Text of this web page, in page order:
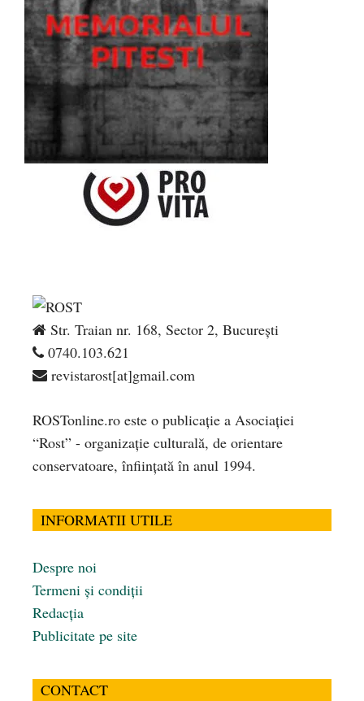
Str. Traian nr. 168, Sector 2, București
0740.103.621
revistarost[at]gmail.com
ROSTonline.ro este o publicaţie a Asociaţiei
“Rost” - organizaţie culturală, de orientare
conservatoare, înfiinţată în anul 1994.
INFORMATII UTILE
Despre noi
Termeni și condiții
Redacția
Publicitate pe site
CONTACT